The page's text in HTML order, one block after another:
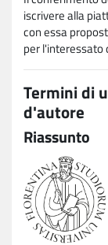
iscrivere alla
con essa
per l'interessato
Termini di
d'autore
Riassunto